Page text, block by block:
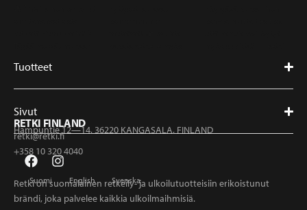
Tuotteet
Sivut
RETKI FINLAND
Hampuntie 12—14, 36220 KANGASALA, FINLAND
retki@retki.fi
+358 10 320 4040
Suomi English Svenska
Retki on suomalainen retkeily- ja ulkoilutuotteisiin erikoistunut
brändi, joka palvelee kaikkia ulkoilmaihmisiä.